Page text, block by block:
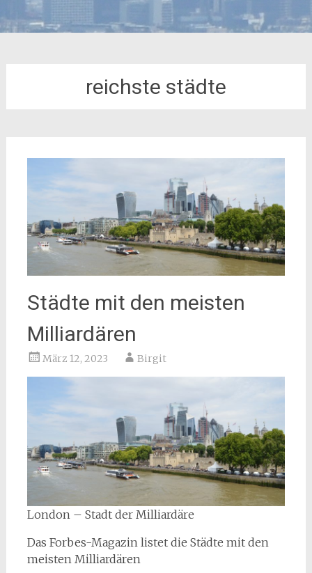
reichste städte
Städte mit den meisten
Milliardären
März 12, 2023 Birgit
London – Stadt der Milliardäre
Das Forbes-Magazin listet die Städte mit den
meisten Milliardären